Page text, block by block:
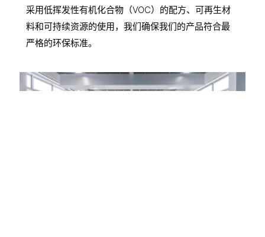
采用低挥发性有机化合物（VOC）的配方、可再生材
料和可持续资源的使用，我们确保我们的产品符合最
严格的环保标准。